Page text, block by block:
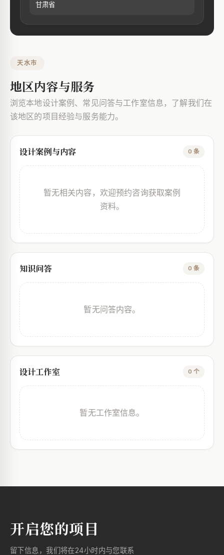
甘肃省
天水市
地区内容与服务
浏览本地设计案例、常见问答与工作室信息，了解我们在
该地区的项目经验与服务能力。
设计案例与内容 0 条
暂无相关内容，欢迎预约咨询获取案例
资料。
知识问答 0 条
暂无问答内容。
设计工作室 0 个
暂无工作室信息。
开启您的项目
留下信息，我们将在24小时内与您联系